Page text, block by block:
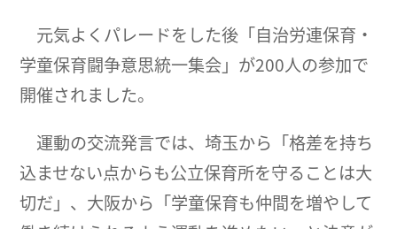
元気よくパレードをした後「自治労連保育・
学童保育闘争意思統一集会」が200人の参加で
開催されました。
運動の交流発言では、埼玉から「格差を持ち
込ませない点からも公立保育所を守ることは大
切だ」、大阪から「学童保育も仲間を増やして